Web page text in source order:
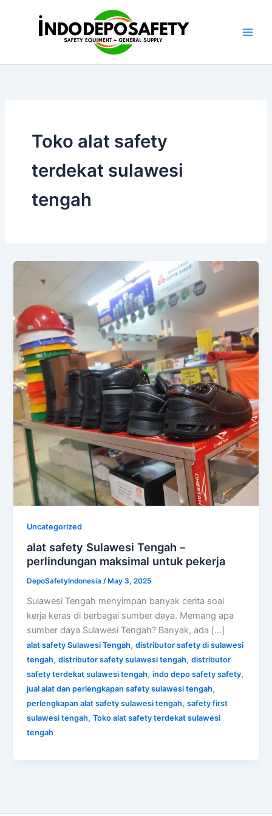
Toko alat safety
terdekat sulawesi
tengah
Uncategorized
alat safety Sulawesi Tengah –
perlindungan maksimal untuk pekerja
DepoSafetyIndonesia/ May 3, 2025
Sulawesi Tengah menyimpan banyak cerita soal
kerja keras di berbagai sumber daya. Memang apa
sumber daya Sulawesi Tengah? Banyak, ada […]
alat safety Sulawesi Tengah,distributor safety di sulawesi
tengah,distributor safety sulawesi tengah,distributor
safety terdekat sulawesi tengah,indo depo safety safety,
jual alat dan perlengkapan safety sulawesi tengah,
perlengkapan alat safety sulawesi tengah,safety first
sulawesi tengah,Toko alat safety terdekat sulawesi
tengah